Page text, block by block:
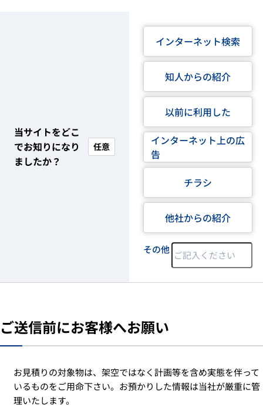
当サイトをどこ
でお知りになり
ましたか？
任意
インターネット検索
知人からの紹介
以前に利用した
インターネット上の広
告
チラシ
他社からの紹介
その他
ご送信前にお客様へお願い
お見積りの対象物は、架空ではなく計画等を含め実態を伴って
いるものをご用命下さい。お預かりした情報は当社が厳重に管
理いたします。